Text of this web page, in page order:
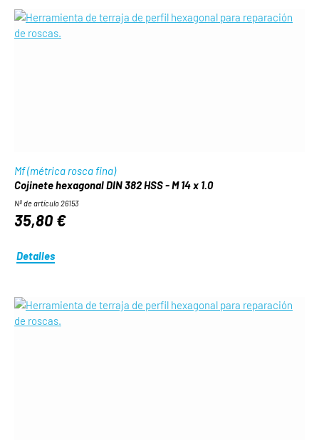
Mf (métrica rosca fina)
Cojinete hexagonal DIN 382 HSS - M 14 x 1.0
Nº de artículo 26153
35,80 €
Detalles